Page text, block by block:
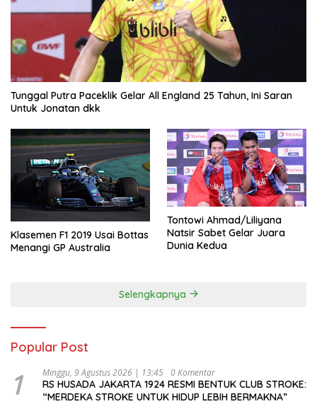
Tunggal Putra Paceklik Gelar All England 25 Tahun, Ini Saran
Untuk Jonatan dkk
Klasemen F1 2019 Usai Bottas
Menangi GP Australia
Tontowi Ahmad/Liliyana
Natsir Sabet Gelar Juara
Dunia Kedua
Selengkapnya
Popular Post
1 Minggu, 9 Agustus 2026 | 13:45 0 Komentar
RS HUSADA JAKARTA 1924 RESMI BENTUK CLUB STROKE:
“MERDEKA STROKE UNTUK HIDUP LEBIH BERMAKNA”